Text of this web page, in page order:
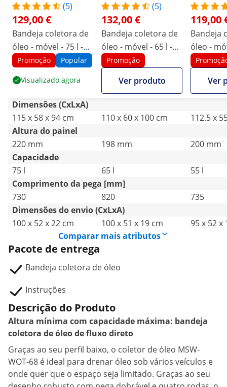
(5)
129,00 €
Bandeja coletora de
óleo - móvel - 75 l -
bomba manual
Promoção Popular
Visualizado agora
(5)
132,00 €
Bandeja coletora de
óleo - móvel - 65 l -
bomba manual
Promoção
Ver produto
119,00
Bandeja
óleo -
bomba
Ver
Dimensões (CxLxA)
115 x 58 x 94 cm
110 x 60 x 100 cm
112.5 x
Altura do painel
220 mm
198 mm
200 mm
Capacidade
75 l
65 l
55 l
Comprimento da pega [mm]
730
820
735
Dimensões do envio (CxLxA)
100 x 52 x 22 cm
100 x 51 x 19 cm
95 x 52 x
Comparar mais atributos
Pacote de entrega
Bandeja coletora de óleo
Instruções
Descrição do Produto
Altura mínima com capacidade máxima: bandeja
coletora de óleo de fluxo direto
Graças ao seu perfil baixo, o coletor de óleo MSW-
WOT-68 é ideal para drenar óleo sob vários veículos e
onde quer que o espaço seja limitado. Graças ao seu